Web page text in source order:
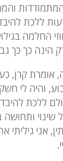
ללכת
חיים. כיום 95 אחוזי
הינה כך כך
אומרת קרן,
והיה לי
ללכת
אני